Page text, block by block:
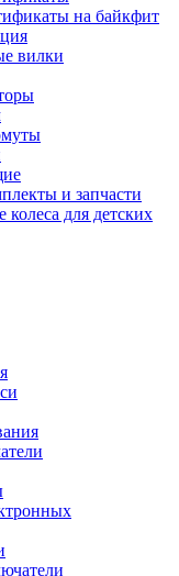
на байкфит
вилки
и запчасти
для детских